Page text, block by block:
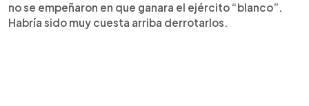
no se empeñaron en que ganara el ejército “blanco”.
Habría sido muy cuesta arriba derrotarlos.